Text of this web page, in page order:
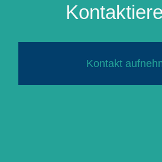
Kontakt